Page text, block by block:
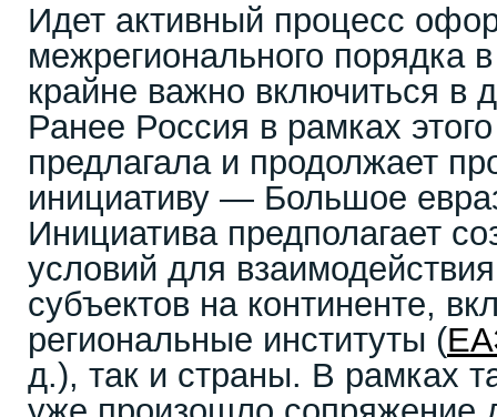
Идет активный процесс
межрегионального порядка
крайне важно включиться в
Ранее Россия в рамках
предлагала и продолжает
инициативу — Большое
Инициатива предполагает
условий для
субъектов на континенте,
региональные институты (
д.), так и страны. В рамках